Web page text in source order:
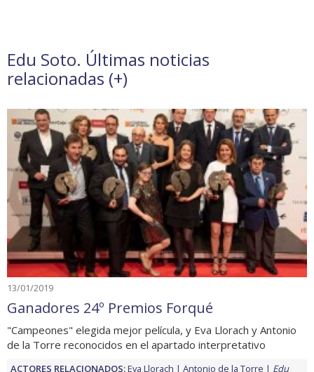
Edu Soto. Últimas noticias
relacionadas (+)
13/01/2019
Ganadores 24º Premios Forqué
"Campeones" elegida mejor película, y Eva Llorach y Antonio
de la Torre reconocidos en el apartado interpretativo
ACTORES RELACIONADOS:Eva Llorach Antonio de la Torre Edu